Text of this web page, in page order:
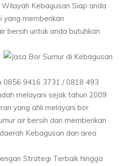
Kebagusan Siap anda
yang memberikan
bersih untuk anda butuhkan
0856 9416 3731 / 0818 493
melayani sejak tahun 2009
yang ahli melayani bor
air bersih dan memberikan
Kebagusan dan area
Strategi Terbaik hingga